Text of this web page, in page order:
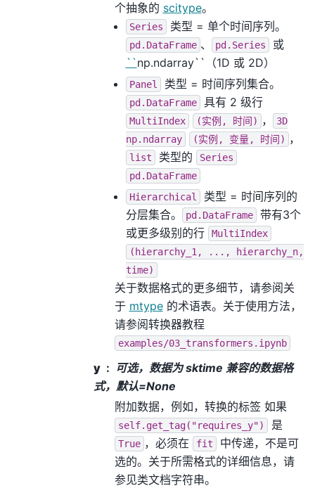
个抽象的 scitype。
Series 类型 = 单个时间序列。
pd.DataFrame 、 pd.Series
或
``np.ndarray``（1D 或 2D）
Panel 类型 = 时间序列集合。
pd.DataFrame 具有 2 级行
MultiIndex (实例, 时间) ，
3D
np.ndarray
(实例, 变量, 时间) ，
list 类型的
Series
pd.DataFrame
Hierarchical
类型 = 时间序列的
分层集合。
pd.DataFrame
带有3个
或更多级别的行
MultiIndex
(hierarchy_1,
...,
hierarchy_n,
time)
关于数据格式的更多细节，请参阅关
于 mtype的术语表。关于使用方法，
请参阅转换器教程
examples/03_transformers.ipynb
y
可选，数据为 sktime 兼容的数据格
式，默认=None
附加数据，例如，转换的标签 如果
self.get_tag("requires_y") 是
True ，必须在 fit
中传递，不是可
选的。关于所需格式的详细信息，请
参见类文档字符串。